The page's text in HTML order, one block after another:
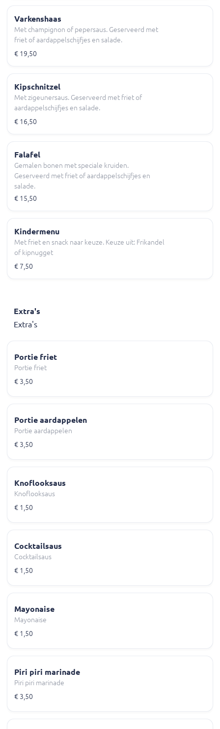
Varkenshaas
Met champignon of pepersaus. Geserveerd met
friet of aardappelschijfjes en salade.
€ 19,50
Kipschnitzel
Met zigeunersaus. Geserveerd met friet of
aardappelschijfjes en salade.
€ 16,50
Falafel
Gemalen bonen met speciale kruiden.
Geserveerd met friet of aardappelschijfjes en
salade.
€ 15,50
Kindermenu
Met friet en snack naar keuze. Keuze uit: Frikandel
of kipnugget
€ 7,50
Extra's
Extra's
Portie friet
Portie friet
€ 3,50
Portie aardappelen
Portie aardappelen
€ 3,50
Knoflooksaus
Knoflooksaus
€ 1,50
Cocktailsaus
Cocktailsaus
€ 1,50
Mayonaise
Mayonaise
€ 1,50
Piri piri marinade
Piri piri marinade
€ 3,50